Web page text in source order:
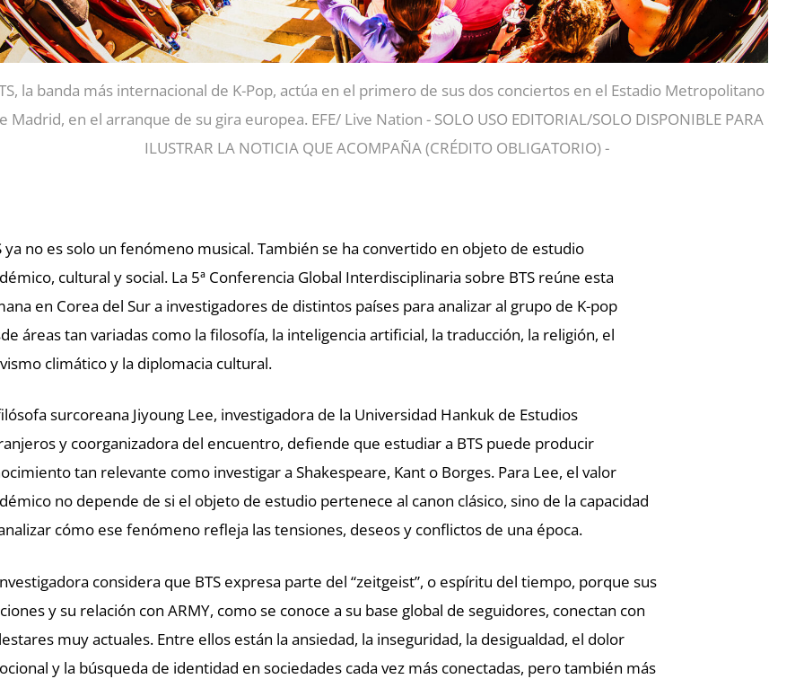
la banda más internacional de K-Pop, actúa en el primero de sus dos conciertos en el Estadio Metropolitano
Madrid, en el arranque de su gira europea. EFE/ Live Nation - SOLO USO EDITORIAL/SOLO DISPONIBLE PARA
ILUSTRAR LA NOTICIA QUE ACOMPAÑA (CRÉDITO OBLIGATORIO) -
ya no es solo un fenómeno musical. También se ha convertido en objeto de estudio
cultural y social. La 5ª Conferencia Global Interdisciplinaria sobre BTS reúne esta
en Corea del Sur a investigadores de distintos países para analizar al grupo de K-pop
áreas tan variadas como la filosofía, la inteligencia artificial, la traducción, la religión, el
climático y la diplomacia cultural.
surcoreana Jiyoung Lee, investigadora de la Universidad Hankuk de Estudios
y coorganizadora del encuentro, defiende que estudiar a BTS puede producir
tan relevante como investigar a Shakespeare, Kant o Borges. Para Lee, el valor
no depende de si el objeto de estudio pertenece al canon clásico, sino de la capacidad
cómo ese fenómeno refleja las tensiones, deseos y conflictos de una época.
considera que BTS expresa parte del “zeitgeist”, o espíritu del tiempo, porque sus
y su relación con ARMY, como se conoce a su base global de seguidores, conectan con
muy actuales. Entre ellos están la ansiedad, la inseguridad, la desigualdad, el dolor
y la búsqueda de identidad en sociedades cada vez más conectadas, pero también más